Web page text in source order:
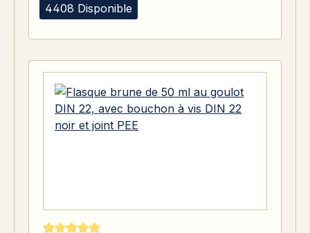
4408 Disponible